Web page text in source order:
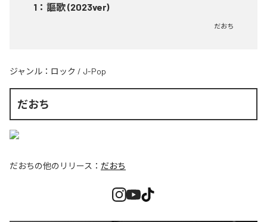
1 ： 謳歌 (2023ver)
だおち
ジャンル： ロック / J-Pop
だおち
だおちの他のリリース： だおち